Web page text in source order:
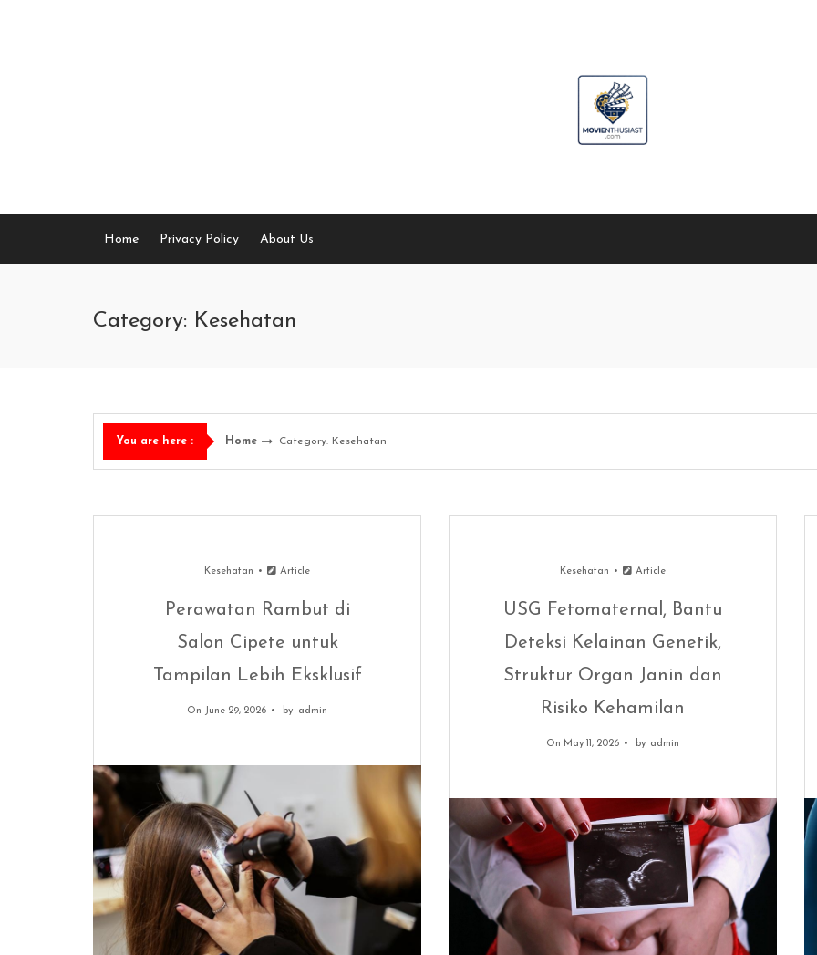
Home Privacy Policy About Us
Category: Kesehatan
You are here : Home Category: Kesehatan
Kesehatan Article
Perawatan Rambut di
Salon Cipete untuk
Tampilan Lebih Eksklusif
On June 29, 2026 by admin
Kesehatan Article
USG Fetomaternal, Bantu
Deteksi Kelainan Genetik,
Struktur Organ Janin dan
Risiko Kehamilan
On May 11, 2026 by admin